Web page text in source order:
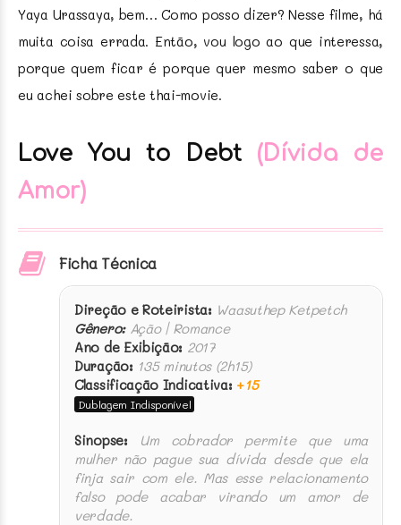
Yaya Urassaya, bem… Como posso dizer? Nesse filme, há
muita coisa errada. Então, vou logo ao que interessa,
porque quem ficar é porque quer mesmo saber o que
eu achei sobre este thai-movie.
Love You to Debt
(Dívida de
Amor)
Ficha Técnica
Direção e Roteirista: Waasuthep Ketpetch
Gênero: Ação | Romance
Ano de Exibição: 2017
Duração: 135 minutos (2h15)
Classificação Indicativa: +15
Dublagem Indisponível
Sinopse:
Um cobrador permite que uma
mulher não pague sua dívida desde que ela
finja sair com ele. Mas esse relacionamento
falso pode acabar virando um amor de
verdade.